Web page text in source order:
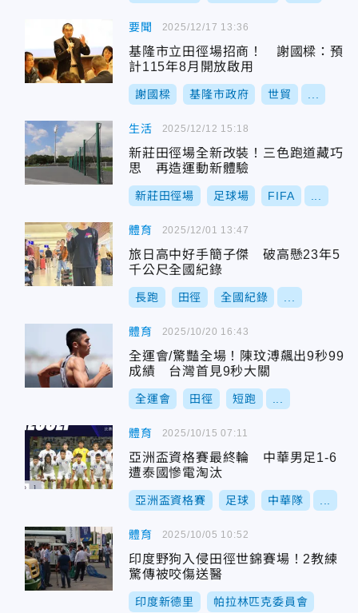
要聞
基隆市立田徑場招商！ 謝國樑：預
計115年8月開放啟用
謝國樑 基隆市政府 世貿
2025/12/17 13:36
生活
新莊田徑場全新改裝！三色跑道藏巧
思 再造運動新體驗
新莊田徑場 足球場 FIFA
2025/12/12 15:18
體育
旅日高中好手簡子傑 破高懸23年5
千公尺全國紀錄
長跑 田徑 全國紀錄
2025/12/01 13:47
體育
全運會/驚豔全場！陳玟溥飆出9秒99
成績 台灣首見9秒大關
全運會 田徑 短跑
2025/10/20 16:43
體育
亞洲盃資格賽最終輪 中華男足1-6
遭泰國慘電淘汰
亞洲盃資格賽 足球 中華隊
2025/10/15 07:11
體育
印度野狗入侵田徑世錦賽場！2教練
驚傳被咬傷送醫
印度新德里 帕拉林匹克委員會
2025/10/05 10:52